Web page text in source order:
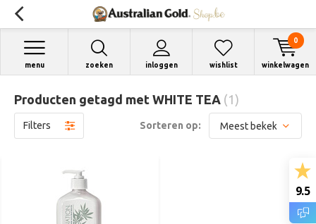
zoeken inloggen
menu wishlist winkelwagen
0
Producten getagd met WHITE TEA (1)
Filters Sorteren op:
9.5